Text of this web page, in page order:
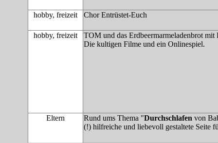
hobby, freizeit Chor Entrüstet-Euch
hobby, freizeit
TOM und das Erdbeermarmeladenbrot mit
Die kultigen Filme und ein Onlinespiel.
Eltern Rund ums Thema "Durchschlafen von
(!) hilfreiche und liebevoll gestaltete Seite